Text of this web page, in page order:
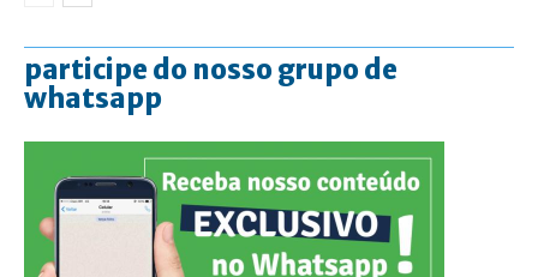
participe do nosso grupo de
whatsapp